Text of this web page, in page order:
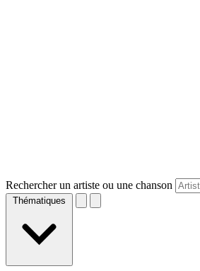
Rechercher un artiste ou une chanson
Thématiques